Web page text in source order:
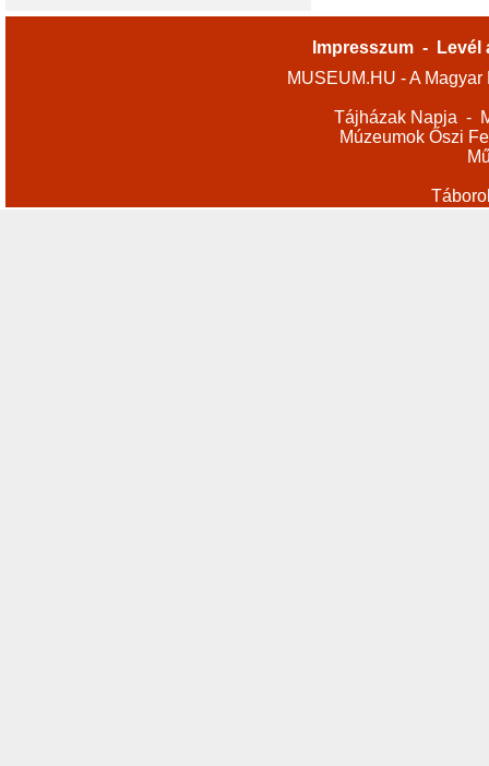
Impresszum -
Levél
MUSEUM.HU - A
Tájházak Napja -
Múzeumok Őszi